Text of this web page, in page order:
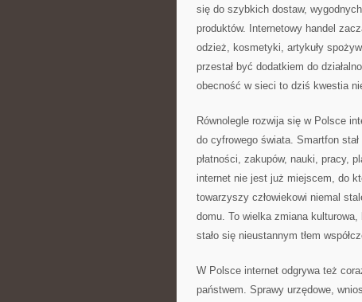
się do szybkich dostaw,
produktów. Internetowy handel
odzież, kosmetyki, artykuły
przestał być dodatkiem do
obecność w sieci to dziś kwestia
Równolegle rozwija się w Polsce
do cyfrowego świata. Smartfon
płatności, zakupów, nauki, pracy,
internet nie jest już miejscem, do
towarzyszy człowiekowi niemal
domu. To wielka zmiana
stało się nieustannym tłem
W Polsce internet odgrywa też
państwem. Sprawy urzędowe,